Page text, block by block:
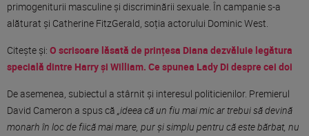
primogeniturii masculine și discriminării sexuale. În campanie s-a
alăturat și Catherine FitzGerald, soția actorului Dominic West.
Citeşte şi: O scrisoare lăsată de prințesa Diana dezvăluie legătura
specială dintre Harry și William. Ce spunea Lady Di despre cei doi
De asemenea, subiectul a stârnit și interesul politicienilor. Premierul
David Cameron a spus că „ideeacă un fiu maimicar trebui să devină
monarh în loc de fiicămaimare, pur și simplu pentru că este bărbat, nu